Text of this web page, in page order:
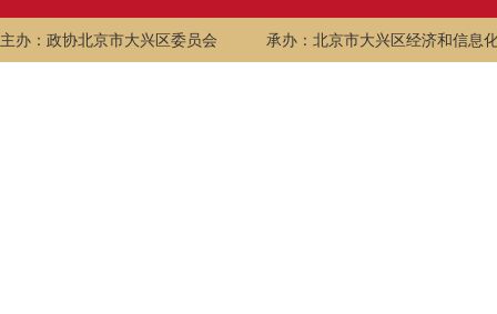
主办：政协北京市大兴区委员会 承办：北京市大兴区经济和信息